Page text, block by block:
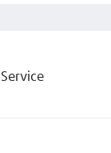
Service